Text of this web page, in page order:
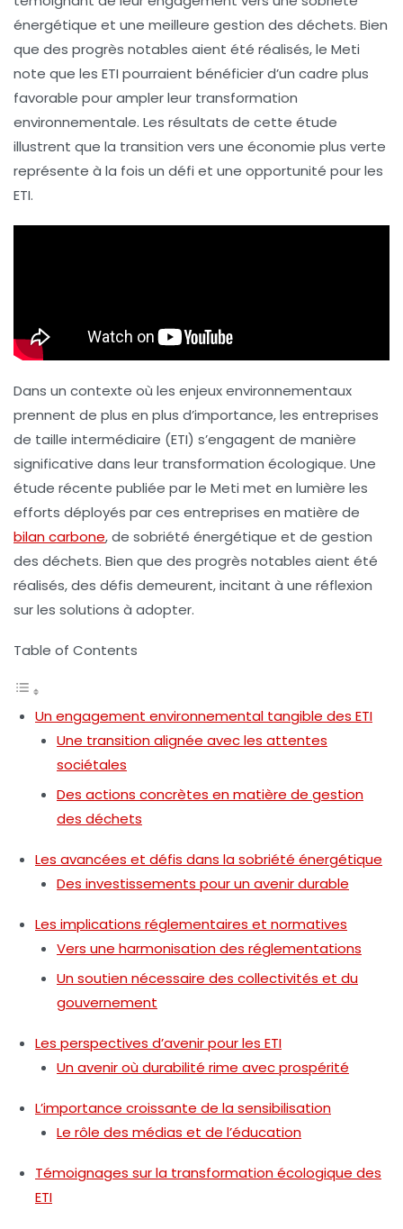
énergétique et une meilleure gestion des déchets. Bien
que des progrès notables aient été réalisés, le Meti
note que les ETI pourraient bénéficier d’un cadre plus
favorable pour ampler leur transformation
environnementale. Les résultats de cette étude
illustrent que la transition vers une économie plus verte
représente à la fois un défi et une opportunité pour les
ETI.
Dans un contexte où les enjeux environnementaux
prennent de plus en plus d’importance, les entreprises
de taille intermédiaire (ETI) s’engagent de manière
significative dans leur transformation écologique. Une
étude récente publiée par le Meti met en lumière les
efforts déployés par ces entreprises en matière de
bilan carbone, de sobriété énergétique et de gestion
des déchets. Bien que des progrès notables aient été
réalisés, des défis demeurent, incitant à une réflexion
sur les solutions à adopter.
Table of Contents
Un engagement environnemental tangible des ETI
Une transition alignée avec les attentes
sociétales
Des actions concrètes en matière de gestion
des déchets
Les avancées et défis dans la sobriété énergétique
Des investissements pour un avenir durable
Les implications réglementaires et normatives
Vers une harmonisation des réglementations
Un soutien nécessaire des collectivités et du
gouvernement
Les perspectives d’avenir pour les ETI
Un avenir où durabilité rime avec prospérité
L’importance croissante de la sensibilisation
Le rôle des médias et de l’éducation
Témoignages sur la transformation écologique des
ETI